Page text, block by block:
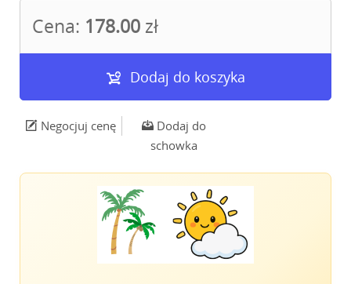
Cena: 178.00 zł
Dodaj do koszyka
Negocjuj cenę
Dodaj do
schowka